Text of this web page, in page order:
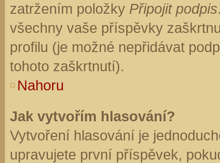
zatržením položky Připojit podpis
všechny vaše příspěvky
profilu (je možné nepřidávat
tohoto zaškrtnutí).
Nahoru
Jak vytvořím hlasování?
Vytvoření hlasování je
upravujete první příspěvek,